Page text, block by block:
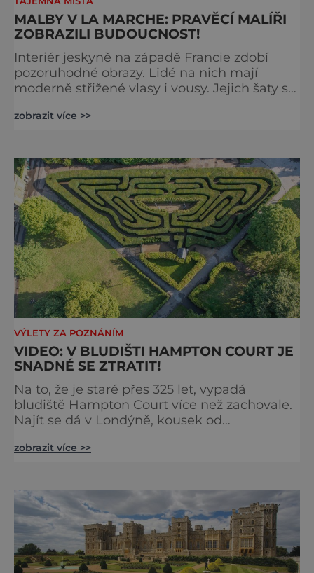
MALBY V LA MARCHE: PRAVĚCÍ MALÍŘI
ZOBRAZILI BUDOUCNOST!
Interiér jeskyně na západě Francie zdobí
pozoruhodné obrazy. Lidé na nich mají
moderně střižené vlasy i vousy. Jejich šaty se
ale staré tisíce let. Jak je to možné?
století. Skrývala překvapivý objev. Foto:
pinterest.
zobrazit více >>
VÝLETY ZA POZNÁNÍM
VIDEO: V BLUDIŠTI HAMPTON COURT JE
SNADNÉ SE ZTRATIT!
Na to, že je staré přes 325 let, vypadá
bludiště Hampton Court více než zachovale.
Najít se dá v Londýně, kousek od
země ho mezi lety 1689 a 1695 vydupou
Oranžského (1650–1702). Zabírá plochu 1300
m² a skrývá se v něm 800 metrů cest.
Původně se v živý plot promění saze
zobrazit více >>